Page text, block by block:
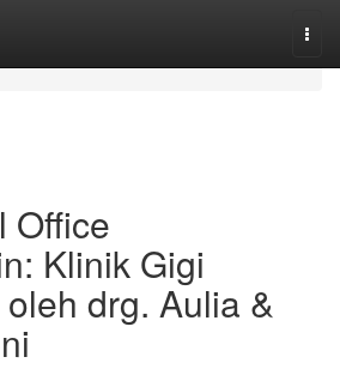
Office
Klinik Gigi
drg. Aulia &